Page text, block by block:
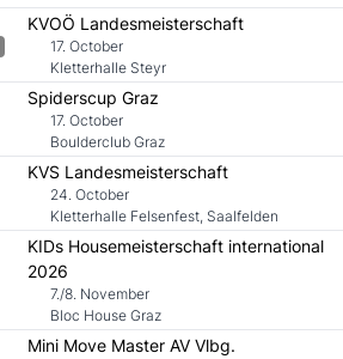
KVOÖ Landesmeisterschaft
17. October
Kletterhalle Steyr
Spiderscup Graz
17. October
Boulderclub Graz
KVS Landesmeisterschaft
24. October
Kletterhalle Felsenfest, Saalfelden
KIDs Housemeisterschaft international
2026
7./8. November
Bloc House Graz
Mini Move Master AV Vlbg.